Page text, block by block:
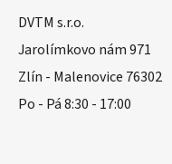
DVTM s.r.o.
Jarolímkovo nám 971
Zlín - Malenovice 76302
Po - Pá 8:30 - 17:00